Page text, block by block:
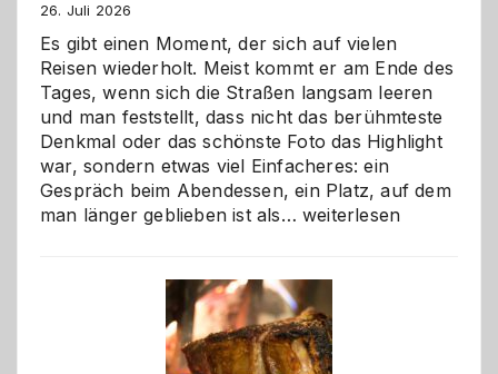
26. Juli 2026
Es gibt einen Moment, der sich auf vielen
Reisen wiederholt. Meist kommt er am Ende des
Tages, wenn sich die Straßen langsam leeren
und man feststellt, dass nicht das berühmteste
Denkmal oder das schönste Foto das Highlight
war, sondern etwas viel Einfacheres: ein
Gespräch beim Abendessen, ein Platz, auf dem
man länger geblieben ist als… Als
–
die
Gelegenheit,
neue
weiterlesen